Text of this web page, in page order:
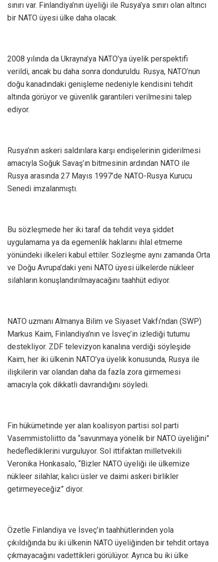
sınırı var. Finlandiya’nın üyeliği ile Rusya’ya sınırı olan altıncı
bir NATO üyesi ülke daha olacak.
2008 yılında da Ukrayna’ya NATO’ya üyelik perspektifi
verildi, ancak bu daha sonra donduruldu. Rusya, NATO’nun
doğu kanadındaki genişleme nedeniyle kendisini tehdit
altında görüyor ve güvenlik garantileri verilmesini talep
ediyor.
Rusya’nın askeri saldırılara karşı endişelerinin giderilmesi
amacıyla Soğuk Savaş’ın bitmesinin ardından NATO ile
Rusya arasında 27 Mayıs 1997’de NATO-Rusya Kurucu
Senedi imzalanmıştı.
Bu sözleşmede her iki taraf da tehdit veya şiddet
uygulamama ya da egemenlik haklarını ihlal etmeme
yönündeki ilkeleri kabul ettiler. Sözleşme aynı zamanda Orta
ve Doğu Avrupa’daki yeni NATO üyesi ülkelerde nükleer
silahların konuşlandırılmayacağını taahhüt ediyor.
NATO uzmanı Almanya Bilim ve Siyaset Vakfı’ndan (SWP)
Markus Kaim, Finlandiya’nın ve İsveç’in izlediği tutumu
destekliyor. ZDF televizyon kanalına verdiği söyleşide
Kaim, her iki ülkenin NATO’ya üyelik konusunda, Rusya ile
ilişkilerin var olandan daha da fazla zora girmemesi
amacıyla çok dikkatli davrandığını söyledi.
Fin hükümetinde yer alan koalisyon partisi sol parti
Vasemmistoliitto da “savunmaya yönelik bir NATO üyeliğini”
hedeflediklerini vurguluyor. Sol ittifaktan milletvekili
Veronika Honkasalo, “Bizler NATO üyeliği ile ülkemize
nükleer silahlar, kalıcı üsler ve daimi askeri birlikler
getirmeyeceğiz” diyor.
Özetle Finlandiya ve İsveç’in taahhütlerinden yola
çıkıldığında bu iki ülkenin NATO üyeliğinden bir tehdit ortaya
çıkmayacağını vadettikleri görülüyor. Ayrıca bu iki ülke